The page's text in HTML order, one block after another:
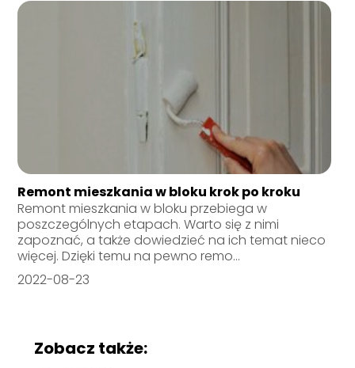
Remont mieszkania w bloku krok po kroku
Remont mieszkania w bloku przebiega w
poszczególnych etapach. Warto się z nimi
zapoznać, a także dowiedzieć na ich temat nieco
więcej. Dzięki temu na pewno remo...
2022-08-23
Zobacz także: